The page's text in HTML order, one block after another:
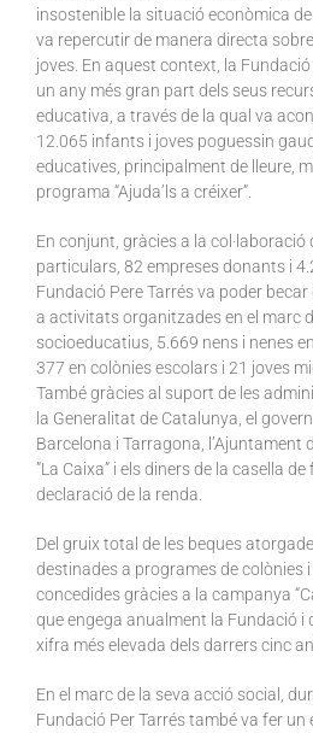
insostenible la situació econòmica
va repercutir de manera directa
joves. En aquest context, la
un any més gran part dels seus
educativa, a través de la qual va
12.065 infants i joves poguessin
educatives, principalment de lleure,
programa “Ajuda’ls a créixer”.
En conjunt, gràcies a la
particulars, 82 empreses donants i
Fundació Pere Tarrés va poder
a activitats organitzades en el marc
socioeducatius, 5.669 nens i nenes
377 en colònies escolars i 21 joves
També gràcies al suport de les
la Generalitat de Catalunya, el
Barcelona i Tarragona, l’Ajuntament
”La Caixa” i els diners de la casella
declaració de la renda.
Del gruix total de les beques
destinades a programes de colònies i
concedides gràcies a la campanya
que engega anualment la Fundació i
xifra més elevada dels darrers cinc
En el marc de la seva acció social,
Fundació Per Tarrés també va fer